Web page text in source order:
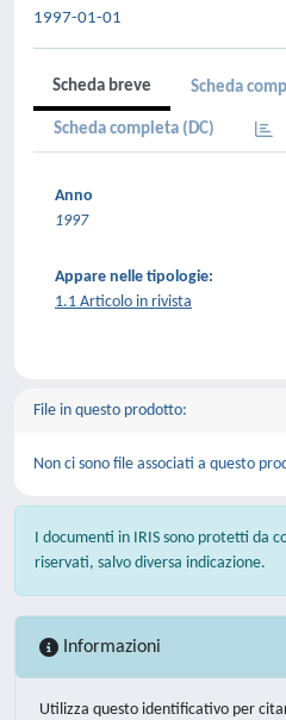
1997-01-01
Scheda breve Scheda
Scheda completa (DC)
Anno
1997
Appare nelle tipologie:
1.1 Articolo in rivista
File in questo prodotto:
Non ci sono file associati a questo
I documenti in IRIS sono protetti da
riservati, salvo diversa indicazione.
Informazioni
Utilizza questo identificativo per